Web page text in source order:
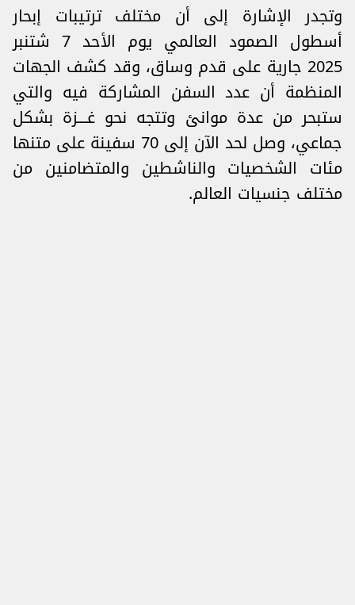
وتجدر الإشارة إلى أن مختلف ترتيبات إبحار
أسطول الصمود العالمي يوم الأحد 7 شتنبر
2025 جارية على قدم وساق، وقد كشف الجهات
المنظمة أن عدد السفن المشاركة فيه والتي
ستبحر من عدة موانئ وتتجه نحو غــــزة بشكل
جماعي، وصل لحد الآن إلى 70 سفينة على متنها
مئات الشخصيات والناشطين والمتضامنين من
مختلف جنسيات العالم.